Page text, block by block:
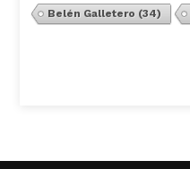
Belén Galletero (34)